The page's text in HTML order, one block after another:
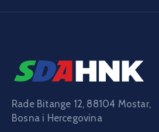
Rade Bitange 12, 88104 Mostar,
Bosna i Hercegovina